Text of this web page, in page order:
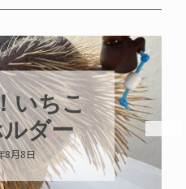
パラオオウム
ガイが交接して
います
2026年8月7日